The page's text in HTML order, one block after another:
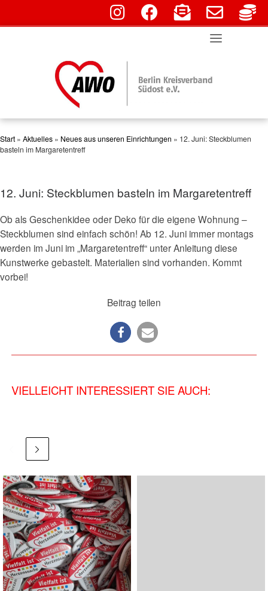
content
fab fa-instagramfab fa-facebook
fas fa-envelope-
far fa-
Start » Aktuelles » Neues aus unseren Einrichtungen » 12. Juni: Steckblumen
basteln im Margaretentreff
12. Juni: Steckblumen basteln im Margaretentreff
Ob als Geschenkidee oder Deko für die eigene Wohnung –
Steckblumen sind einfach schön! Ab 12. Juni immer montags
werden im Juni im „Margaretentreff“ unter Anleitung diese
Kunstwerke gebastelt. Materialien sind vorhanden. Kommt
vorbei!
Beitrag teilen
VIELLEICHT INTERESSIERT SIE AUCH: